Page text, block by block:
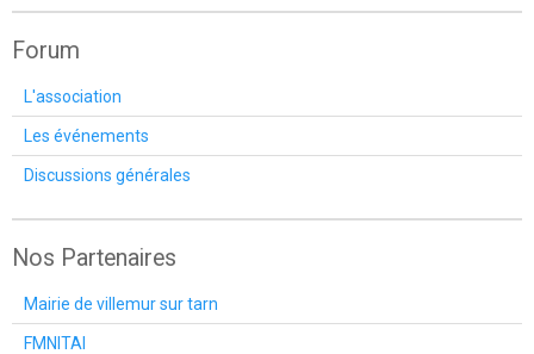
Forum
L'association
Les événements
Discussions générales
Nos Partenaires
Mairie de villemur sur tarn
FMNITAI